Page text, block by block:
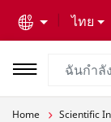
ไทย
Home Scientific